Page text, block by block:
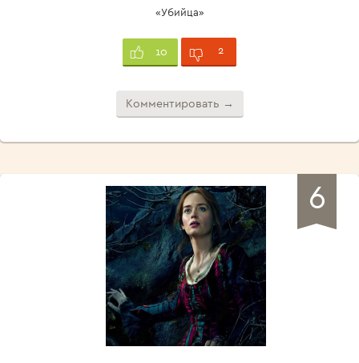
«Убийца»
10 2
Комментировать →
6